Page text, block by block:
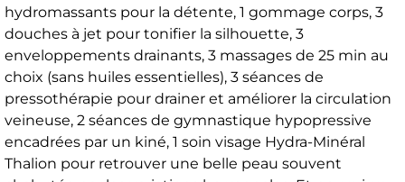
hydromassants pour la détente, 1 gommage corps, 3
douches à jet pour tonifier la silhouette, 3
enveloppements drainants, 3 massages de 25 min au
choix (sans huiles essentielles), 3 séances de
pressothérapie pour drainer et améliorer la circulation
veineuse, 2 séances de gymnastique hypopressive
encadrées par un kiné, 1 soin visage Hydra-Minéral
Thalion pour retrouver une belle peau souvent